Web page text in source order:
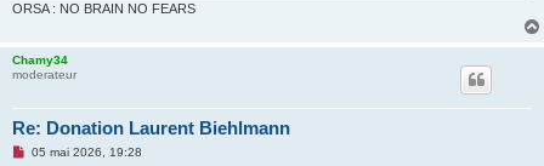
ORSA : NO BRAIN NO FEARS
Chamy34
moderateur
Re: Donation Laurent Biehlmann
M05 mai 2026, 19:28